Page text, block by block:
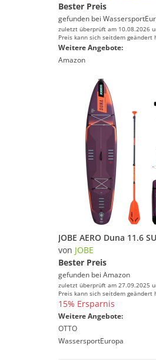
Bester Preis
gefunden bei
zuletzt überprüft am 10.08.2026
Preis kann sich seitdem geändert
Weitere Angebote:
Amazon
von JOBE
Bester Preis
gefunden bei Amazon
zuletzt überprüft am 27.09.2025
Preis kann sich seitdem geändert
15% Ersparnis
Weitere Angebote:
OTTO
WassersportEuropa